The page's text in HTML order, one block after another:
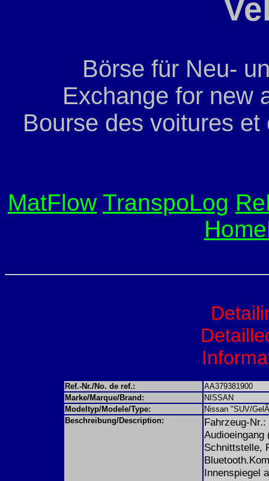
Börse für Neu-
Exchange for new
Bourse des voitures
MatFlow TranspoLog
Ref.-Nr./No. de ref.:
AA379381900
Marke/Marque/Brand:
NISSAN
Modeltyp/Modele/Type:
Nissan "SUV/
Beschreibung/Description:
Fahrzeug-
Schnittstelle,
Innenspiegel